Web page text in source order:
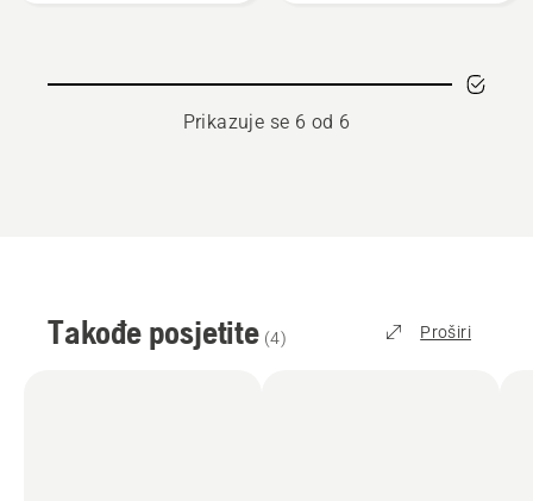
Prikazuje se 6 od 6
Takođe posjetite (4) Proširi